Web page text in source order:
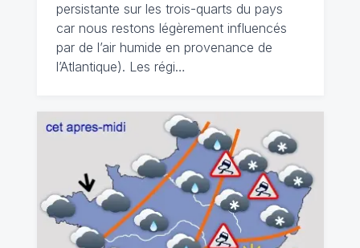
persistante sur les trois-quarts du pays
car nous restons légèrement influencés
par de l’air humide en provenance de
l’Atlantique). Les régi…